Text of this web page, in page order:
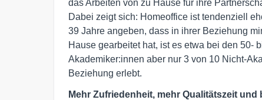
das Arbeiten von zu Hause für ihre
Dabei zeigt sich: Homeoffice ist tendenziell
39 Jahre angeben, dass in ihrer Beziehung
Hause gearbeitet hat, ist es etwa bei den 50-
Akademiker:innen aber nur 3 von 10 Nicht-
Beziehung erlebt.
Mehr Zufriedenheit, mehr Qualitätszeit